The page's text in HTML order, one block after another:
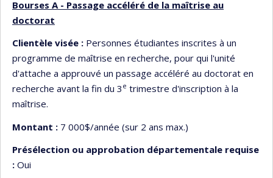
Bourses A - Passage accéléré de la maîtrise au
doctorat
Clientèle visée : Personnes étudiantes inscrites à un
programme de maîtrise en recherche, pour qui l'unité
d'attache a approuvé un passage accéléré au doctorat en
recherche avant la fin du 3 e trimestre d'inscription à la
maîtrise.
Montant : 7 000$/année (sur 2 ans max.)
Présélection ou approbation départementale requise
: Oui